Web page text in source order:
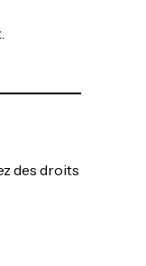
des droits